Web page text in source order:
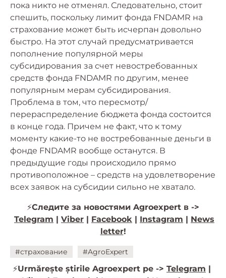
пока никто не отменял. Следовательно, стоит
спешить, поскольку лимит фонда FNDAMR на
страхование может быть исчерпан довольно
быстро. На этот случай предусматривается
пополнение популярной меры
субсидирования за счет невостребованных
средств фонда FNDAMR по другим, менее
популярным мерам субсидирования.
Проблема в том, что пересмотр/
перераспределение бюджета фонда состоится
в конце года. Причем не факт, что к тому
моменту какие-то не востребованные деньги в
фонде FNDAMR вообще останутся. В
предыдущие годы происходило прямо
противоположное – средств на удовлетворение
всех заявок на субсидии сильно не хватало.
⚡️Следите за новостями Agroexpert в ->
Telegram
Viber Facebook Instagram
News
letter!
#страхование #AgroExpert
⚡️Urmărește știrile Agroexpert pe -> Telegram